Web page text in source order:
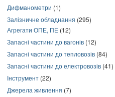
Дифманометри (1)
Залізничне обладнання (295)
Агрегати ОПЕ, ПЕ (12)
Запасні частини до вагонів (12)
Запасні частини до тепловозів (84)
Запасні частини до електровозів (41)
Інструмент (22)
Джерела живлення (7)